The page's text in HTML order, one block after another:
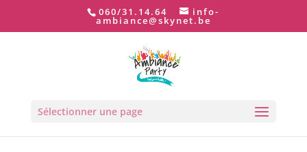
060/31.14.64 info-
ambiance@skynet.be
Sélectionner une page